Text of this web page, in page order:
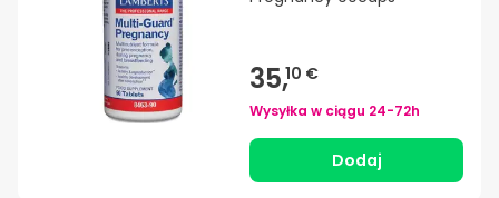
35,10 €
Wysyłka w ciągu 24-72h
Dodaj